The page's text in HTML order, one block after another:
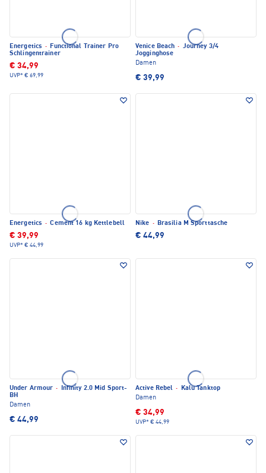
Energetics · Functional Trainer Pro
Schlingentrainer
€ 34,99
UVP* € 69,99
Venice Beach · Journey 3/4
Jogginghose
Damen
€ 39,99
Energetics · Cement 16 kg Kettlebell
€ 39,99
UVP* € 44,99
Nike · Brasilia M Sporttasche
€ 44,99
Under Armour ·
Infinity 2.0 Mid Sport-
BH
Damen
€ 44,99
Active Rebel ·
Kalu Tanktop
Damen
€ 34,99
UVP* € 44,99